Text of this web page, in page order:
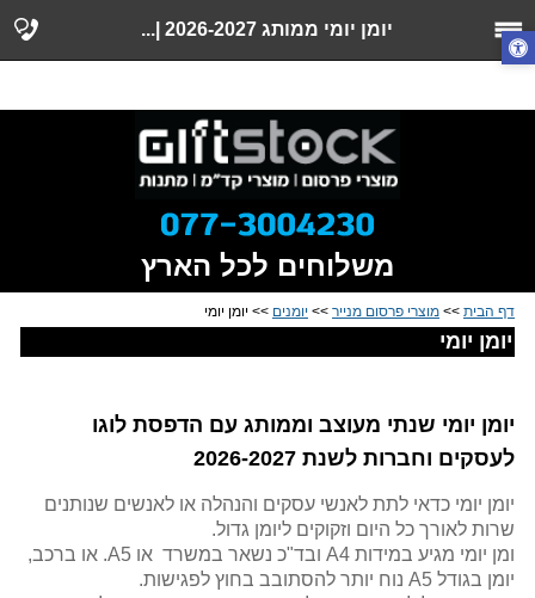
מעוצבים, יומן יומי, יומנים 2027-2026
יומן יומי ממותג 2026-2027 |...
משלוחים לכל הארץ
דף הבית >> מוצרי פרסום מנייר >> יומנים >> יומן יומי
יומן יומי
יומן יומי שנתי מעוצב וממותג עם הדפסת לוגו
לעסקים וחברות לשנת 2026-2027
יומן יומי כדאי לתת לאנשי עסקים והנהלה או לאנשים שנותנים
שרות לאורך כל היום וזקוקים ליומן גדול.
ומן יומי מגיע במידות A4 ובד"כ נשאר במשרד או A5. או ברכב,
יומן בגודל A5 נוח יותר להסתובב בחוץ לפגישות.